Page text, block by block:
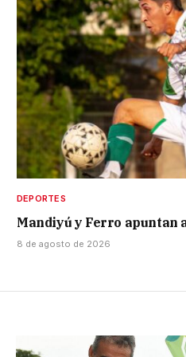
DEPORTES
Mandiyú y Ferro apuntan
8 de agosto de 2026